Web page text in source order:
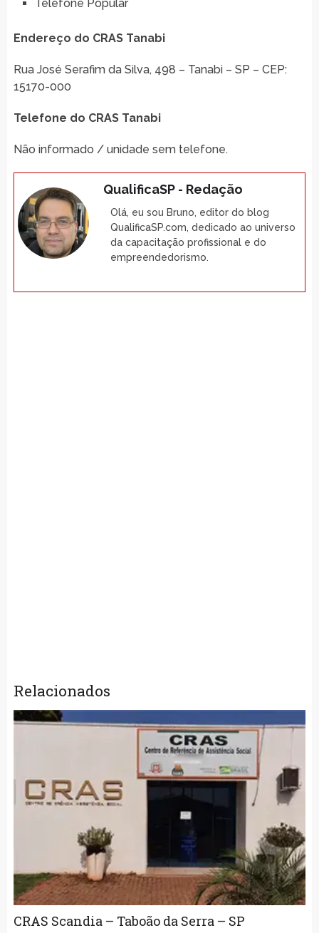
Telefone Popular
Endereço do CRAS Tanabi
Rua José Serafim da Silva, 498 – Tanabi – SP – CEP:
15170-000
Telefone do CRAS Tanabi
Não informado / unidade sem telefone.
QualificaSP - Redação
Olá, eu sou Bruno, editor do blog
QualificaSP.com, dedicado ao universo
da capacitação profissional e do
empreendedorismo.
Relacionados
CRAS Scandia – Taboão da Serra – SP